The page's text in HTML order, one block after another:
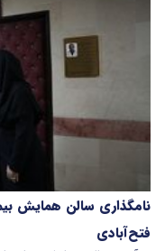
نامگذاری سالن همایش
فتح‌آبادی